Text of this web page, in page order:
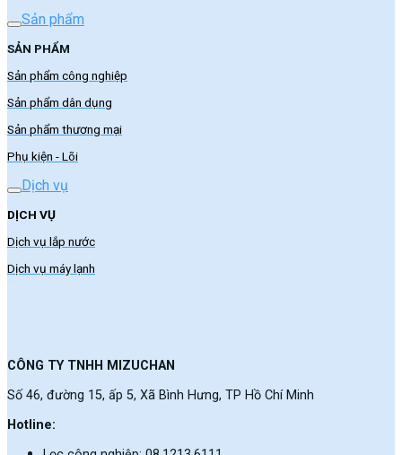
Sản phẩm
SẢN PHẨM
Sản phẩm công nghiệp
Sản phẩm dân dụng
Sản phẩm thương mại
Phụ kiện - Lõi
Dịch vụ
DỊCH VỤ
Dịch vụ lắp nước
Dịch vụ máy lạnh
CÔNG TY TNHH MIZUCHAN
Số 46, đường 15, ấp 5, Xã Bình Hưng, TP Hồ Chí Minh
Hotline: